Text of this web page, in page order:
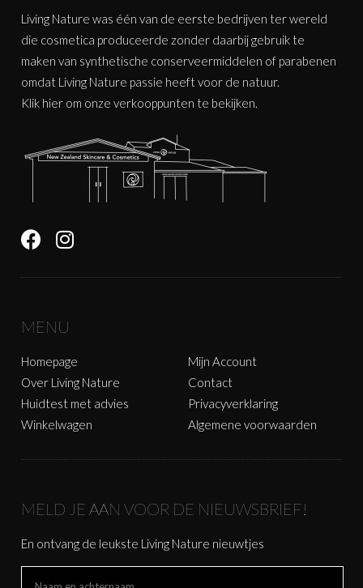
Living Nature was één van de eerste bedrijven ter wereld
die cosmetica produceerde zonder daarbij gebruik te
maken van synthetische conserveermiddelen of parabenen
omdat Living Nature passie heeft voor de natuur.
Klik hier om onze verkooppunten te bekijken.
MENU
Homepage
Over Living Nature
Huidtest met advies
Winkelwagen
Mijn Account
Contact
Privacyverklaring
Algemene voorwaarden
MELD JE AAN VOOR DE NIEUWSBRIEF!
En ontvang de leukste Living Nature nieuwtjes